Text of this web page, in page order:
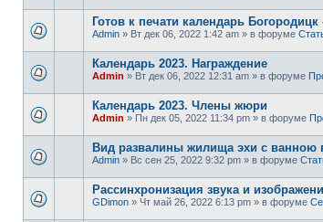
Готов к печати календарь
Admin » Вт дек 06, 2022 1:42 am » в форуме
Календарь 2023. Награждение
Admin » Вт дек 06, 2022 12:31 am » в форуме
Календарь 2023. Члены жюри
Admin » Пн дек 05, 2022 11:34 pm » в форуме
Вид развалины жилища эхи с ванною
Admin » Вс сен 25, 2022 9:32 pm » в форуме
Рассинхронизация звука и
GDimon » Чт май 26, 2022 6:13 pm » в форуме